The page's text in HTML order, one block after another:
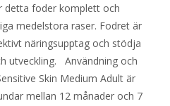
detta foder komplett och
medelstora raser. Fodret är
näringsupptag och stödja
utveckling. Användning och
Skin Medium Adult är
mellan 12 månader och 7